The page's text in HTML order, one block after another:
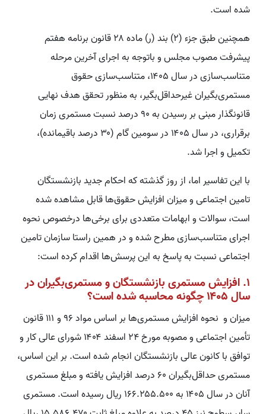
شده است.
همچنین طبق جزء (۲) بند (ر) ماده ۲۸ قانون برنامه هفتم
پیشرفت مصوب مجلس و باتوجه به اجرای آخرین مرحله
متناسب‌سازی در سال ۱۴۰۵، متناسب‌سازی حقوق
مستمری‌بگیران غیرحداقل‌بگیر، به منظور تحقق هدف نهایی
قانونگذار مبنی بر رسیدن به ۹۰ درصد نسبت مستمری زمان
برقراری، در سال ۱۴۰۵ در سومین گام (۳۰ درصد باقیمانده)،
تکمیل و اجرا شد.
با این تفاسیر اما، از روز گذشته که احکام جدید بازنشستگان
تامین اجتماعی و میزان افزایش حقوق‌ها قابل مشاهده شده
است، سوالات و ابهامات متعددی برای برخی‌ها درخصوص نحوه
اجرای متناسب‌سازی مطرح شده و در همین راستا سازمان تامین
اجتماعی نسبت به پاسخ به این پرسش‌ها اقدام کرده است:
۱. افزایش مستمری بازنشستگان و مستمری‌بگیران در
سال ۱۴۰۵ چگونه محاسبه شده است؟
میزان و نحوه افزایش مستمری‌ها بر اساس مواد ۹۶ و ۱۱۱ قانون
تأمین اجتماعی و مصوبه مورخ ۲۴ اسفند ۱۴۰۴ شورای عالی کار و
توافق با کانون عالی بازنشستگان انجام شده است. بر این اساس،
مستمری حداقل‌بگیران ۶۰ درصد افزایش یافته و مبلغ مستمری
آنان در سال ۱۴۰۵ به ۱۶۶.۲۵۵.۵۰۰ ریال رسیده است. مستمری